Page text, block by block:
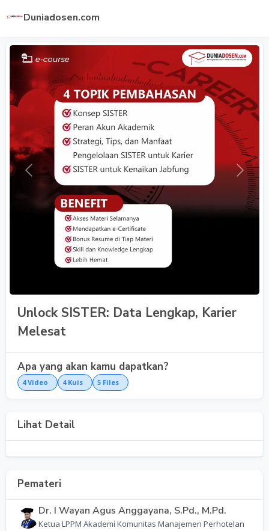
Duniadosen.com
Previous Next
Unlock SISTER: Data Lengkap, Karier
Melesat
Apa yang akan kamu dapatkan?
4 Video 4 Kuis 5 Files
Lihat Detail
Pemateri
Dr. I Wayan Agus Anggayana, S.Pd., M.Pd.
Ketua LPPM Akademi Komunitas Manajemen Perhotelan